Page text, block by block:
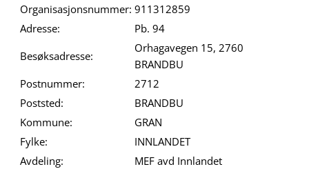
Organisasjonsnummer: 911312859
Adresse:
Pb. 94
Besøksadresse:
Orhagavegen 15, 2760
BRANDBU
Postnummer:
2712
Poststed:
BRANDBU
Kommune:
GRAN
Fylke:
INNLANDET
Avdeling:
MEF avd Innlandet